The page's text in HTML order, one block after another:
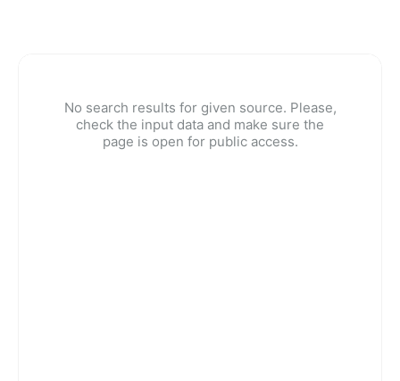
No search results for given source. Please,
check the input data and make sure the
page is open for public access.